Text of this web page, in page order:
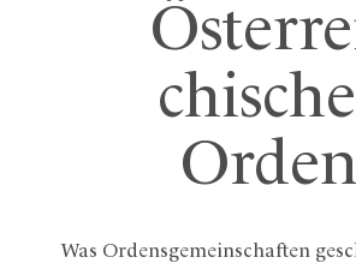
Orden
Was Ordensgemeinschaften